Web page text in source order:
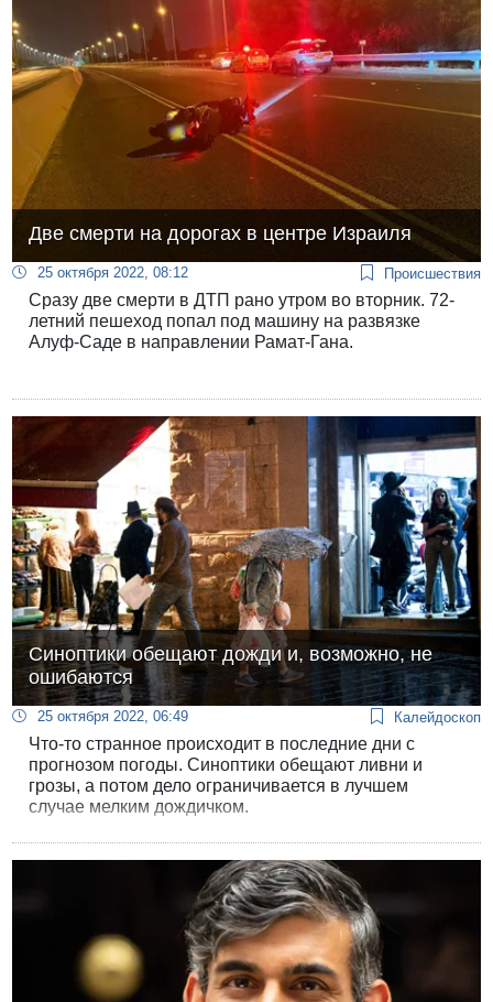
Две смерти на дорогах в центре Израиля
25 октября 2022, 08:12 Происшествия
Сразу две смерти в ДТП рано утром во вторник. 72-
летний пешеход попал под машину на развязке
Алуф-Саде в направлении Рамат-Гана.
Синоптики обещают дожди и, возможно, не
ошибаются
25 октября 2022, 06:49 Калейдоскоп
Что-то странное происходит в последние дни с
прогнозом погоды. Синоптики обещают ливни и
грозы, а потом дело ограничивается в лучшем
случае мелким дождичком.